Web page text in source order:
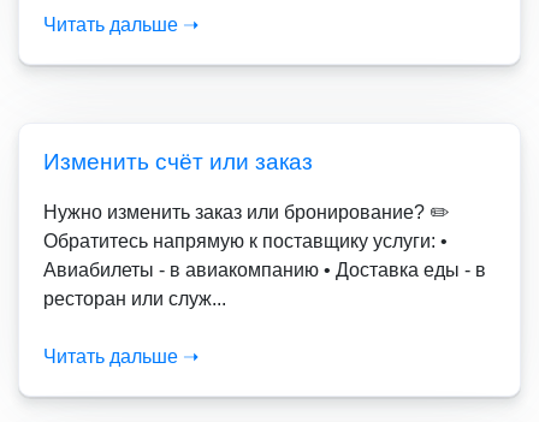
Читать дальше ➝
Изменить счёт или заказ
Нужно изменить заказ или бронирование? ✏️
Обратитесь напрямую к поставщику услуги: •
Авиабилеты - в авиакомпанию • Доставка еды - в
ресторан или служ...
Читать дальше ➝